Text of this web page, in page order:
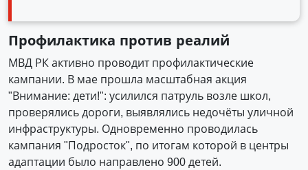
Профилактика против реалий
МВД РК активно проводит профилактические
кампании. В мае прошла масштабная акция
"Внимание: дети!": усилился патруль возле школ,
проверялись дороги, выявлялись недочёты уличной
инфраструктуры. Одновременно проводилась
кампания "Подросток", по итогам которой в центры
адаптации было направлено 900 детей.